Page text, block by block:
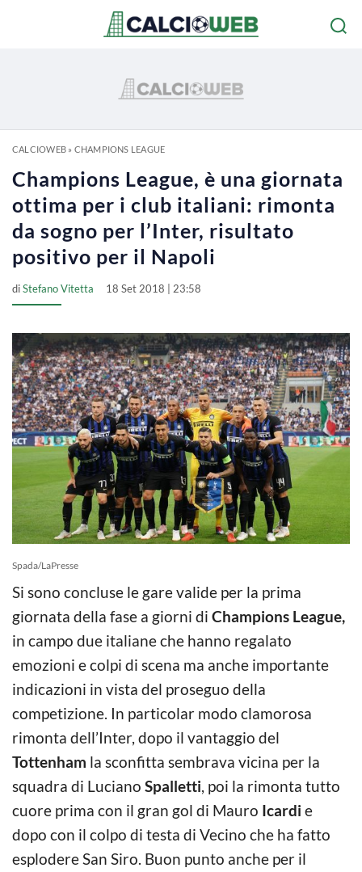
CALCIOWEB» CHAMPIONS LEAGUE
Champions League, è una giornata
ottima per i club italiani: rimonta
da sogno per l’Inter, risultato
positivo per il Napoli
diStefano Vitetta 18 Set 2018 | 23:58
Spada/LaPresse
Si sono concluse le gare valide per la prima
giornata della fase a giorni di Champions League,
in campo due italiane che hanno regalato
emozioni e colpi di scena ma anche importante
indicazioni in vista del proseguo della
competizione. In particolar modo clamorosa
rimonta dell’Inter, dopo il vantaggio del
Tottenham la sconfitta sembrava vicina per la
squadra di Luciano Spalletti, poi la rimonta tutto
cuore prima con il gran gol di Mauro Icardi e
dopo con il colpo di testa di Vecino che ha fatto
esplodere San Siro. Buon punto anche per il